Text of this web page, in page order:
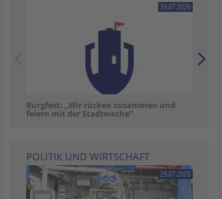
29.07.2026
Burgfest: „Wir rücken zusammen und
feiern mit der Stadtwache“
POLITIK UND WIRTSCHAFT
29.07.2026